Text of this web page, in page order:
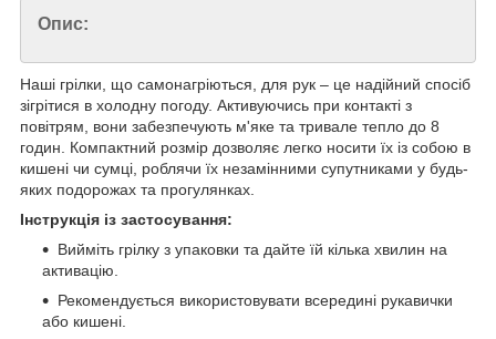
Опис:
Наші грілки, що самонагріються, для рук – це надійний спосіб
зігрітися в холодну погоду. Активуючись при контакті з
повітрям, вони забезпечують м'яке та тривале тепло до 8
годин. Компактний розмір дозволяє легко носити їх із собою в
кишені чи сумці, роблячи їх незамінними супутниками у будь-
яких подорожах та прогулянках.
Інструкція із застосування:
Вийміть грілку з упаковки та дайте їй кілька хвилин на
активацію.
Рекомендується використовувати всередині рукавички
або кишені.